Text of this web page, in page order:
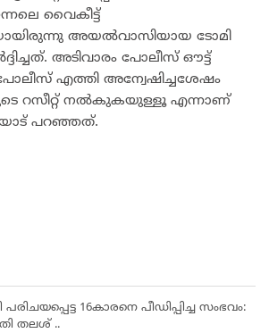
വൈകീട്ട്
അയല്‍വാസിയായ ടോമി
അടിവാരം പോലീസ് ഔട്ട്
പോലീസ് എത്തി അന്വേഷിച്ചശേഷം
റസീറ്റ് നല്‍കുകയുള്ളൂ എന്നാണ്
പറഞ്ഞത്.
16കാരനെ പീഡിപ്പിച്ച സംഭവം:
തലശ് ..